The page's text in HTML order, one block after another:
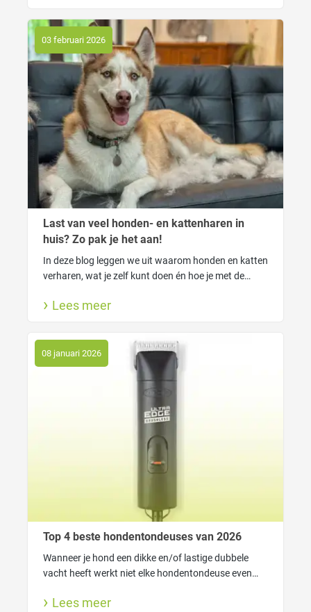
03 februari 2026
Last van veel honden- en kattenharen in
huis? Zo pak je het aan!
In deze blog leggen we uit waarom honden en katten
verharen, wat je zelf kunt doen én hoe je met de
controle krijgt. Voor een schoner huis én een blije
Lees meer
08 januari 2026
Top 4 beste hondentondeuses van 2026
Wanneer je hond een dikke en/of lastige dubbele
vacht heeft werkt niet elke hondentondeuse even
nodig om gemakkelijk door de vacht heen te kunnen
Lees meer